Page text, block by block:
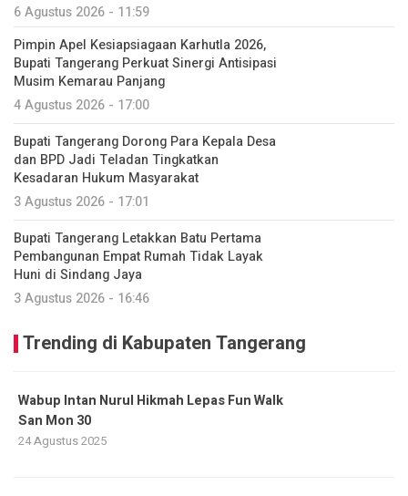
6 Agustus 2026 - 11:59
Pimpin Apel Kesiapsiagaan Karhutla 2026,
Bupati Tangerang Perkuat Sinergi Antisipasi
Musim Kemarau Panjang
4 Agustus 2026 - 17:00
Bupati Tangerang Dorong Para Kepala Desa
dan BPD Jadi Teladan Tingkatkan
Kesadaran Hukum Masyarakat
3 Agustus 2026 - 17:01
Bupati Tangerang Letakkan Batu Pertama
Pembangunan Empat Rumah Tidak Layak
Huni di Sindang Jaya
3 Agustus 2026 - 16:46
Trending di Kabupaten Tangerang
Wabup Intan Nurul Hikmah Lepas Fun Walk
San Mon 30
24 Agustus 2025